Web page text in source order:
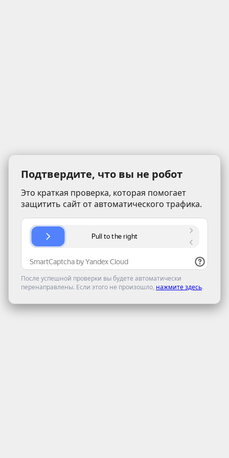
Подтвердите, что вы не робот
Это краткая проверка, которая помогает
защитить сайт от автоматического трафика.
После успешной проверки вы будете автоматически
перенаправлены. Если этого не произошло, нажмите здесь.